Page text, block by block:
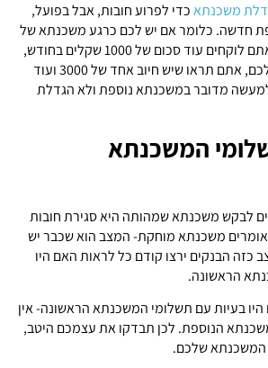
משכנתאכדי לפרוע חובות, אבל בפועל,
חדשה. כלומר אם יש לכם כרגע משכנתא של
3000 שקלים בחודש ואתם לוקחים עוד סכום של 1000 שקלים בחודש,
בהחזרים החודשיים שלכם, אתם תראו שיש חיוב אחד של 3000 ועוד
אחד של 1000כי למעשה מדובר במשכנתא נוספת ולא הגדלת
המשכנתא
לבקש משכנתא שמהותה היא סגירת חובות
אומרים משכנתא מוחקת- המצב הוא שכבר יש
הבנקים ירצו קודם כל לראות האם היו
הראשונה.
היו בעיות עם תשלומי המשכנתא הראשונה- אין
הנוספת. לכן תבדקו את עצמכם היטב,
המשכנתא שלכם.